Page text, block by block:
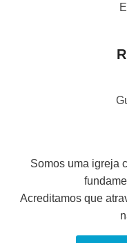
Somos uma igreja
Acreditamos que